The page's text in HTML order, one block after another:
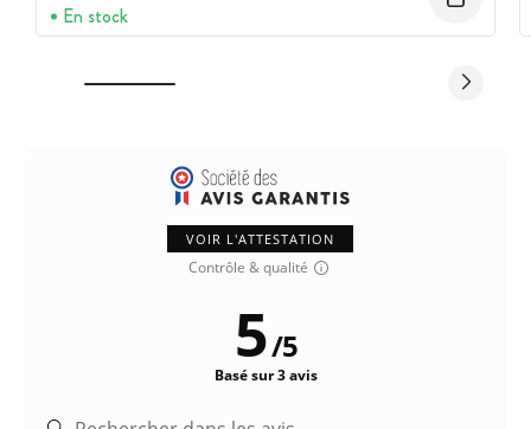
En stock
VOIR L'ATTESTATION
Contrôle & qualité
5/5
Basé sur 3 avis